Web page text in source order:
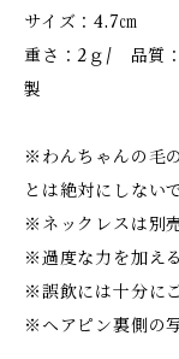
サイズ：4.7㎝
重さ：2ｇ/ 品質
製
※わんちゃんの毛
とは絶対にしない
※ネックレスは別売
※過度な力を加え
※誤飲には十分に
※ヘアピン裏側の